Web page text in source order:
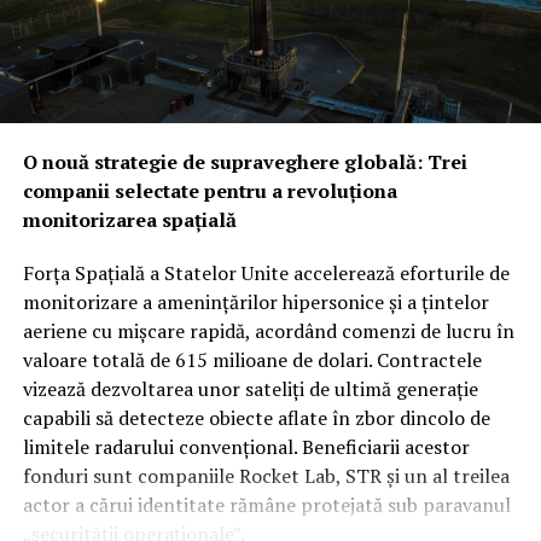
O nouă strategie de supraveghere globală: Trei
companii selectate pentru a revoluționa
monitorizarea spațială
Forța Spațială a Statelor Unite accelerează eforturile de
monitorizare a amenințărilor hipersonice și a țintelor
aeriene cu mișcare rapidă, acordând comenzi de lucru în
valoare totală de 615 milioane de dolari. Contractele
vizează dezvoltarea unor sateliți de ultimă generație
capabili să detecteze obiecte aflate în zbor dincolo de
limitele radarului convențional. Beneficiarii acestor
fonduri sunt companiile Rocket Lab, STR și un al treilea
actor a cărui identitate rămâne protejată sub paravanul
„securității operaționale”.